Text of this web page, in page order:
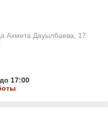
Ахмета Дауылбаева, 17
17:00